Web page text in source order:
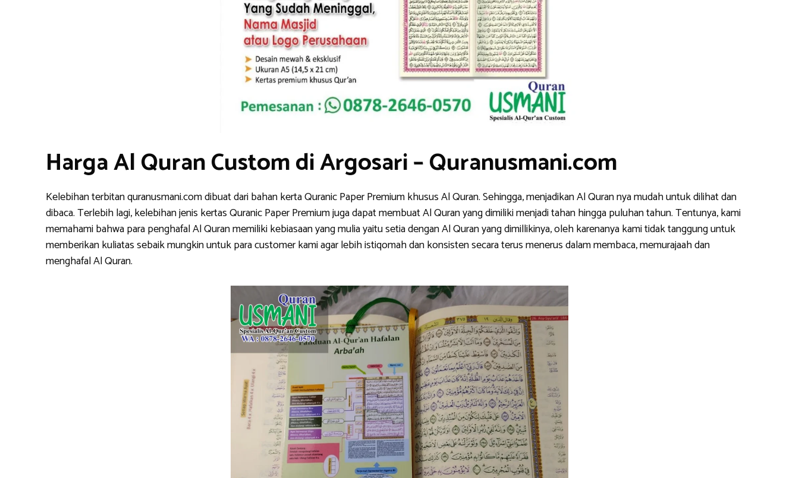
Harga Al Quran Custom di Argosari – Quranusmani.com
Kelebihan terbitan quranusmani.com dibuat dari bahan kerta Quranic Paper Premium khusus Al Quran. Sehingga, menjadikan Al Quran nya mudah untuk dilihat dan
dibaca. Terlebih lagi, kelebihan jenis kertas Quranic Paper Premium juga dapat membuat Al Quran yang dimiliki menjadi tahan hingga puluhan tahun. Tentunya, kami
memahami bahwa para penghafal Al Quran memiliki kebiasaan yang mulia yaitu setia dengan Al Quran yang dimillikinya, oleh karenanya kami tidak tanggung untuk
memberikan kuliatas sebaik mungkin untuk para customer kami agar lebih istiqomah dan konsisten secara terus menerus dalam membaca, memurajaah dan
menghafal Al Quran.